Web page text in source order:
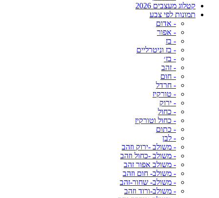
קטלוג מעצבים 2026
תמונות לפי צבע
- אדום
- אפור
- בז
- בז וניטרליים
- בז׳
- זהב
- חום
- חרדל
- טורקיז
- ירוק
- כחול
- כחול וטורקיז
- כתום
- לבן
- משולב -ירוק וזהב
- משולב -כחול וזהב
- משולב אפור זהב
- משולב- חום וזהב
- משולב- שחור-זהב
- משולב-ורוד וזהב